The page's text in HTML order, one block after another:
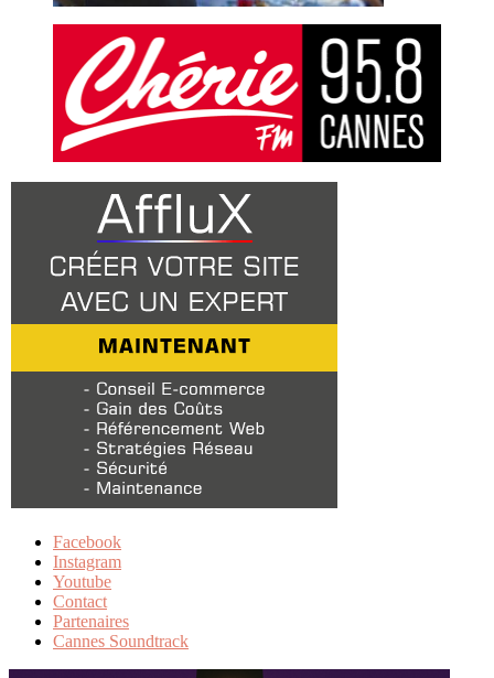
Facebook
Instagram
Youtube
Contact
Partenaires
Cannes Soundtrack